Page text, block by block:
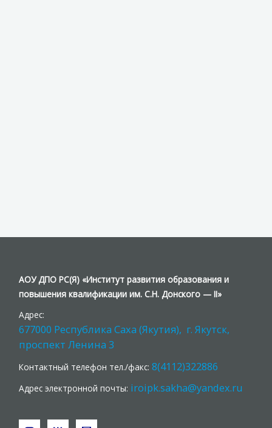
АОУ ДПО РС(Я) «Институт развития образования и
повышения квалификации им. С.Н. Донского — II»
Адрес:
677000 Республика Саха (Якутия), г. Якутск,
проспект Ленина 3
Контактный телефон тел./факс:8(4112)322886
Адрес электронной почты: iroipk.sakha@yandex.ru